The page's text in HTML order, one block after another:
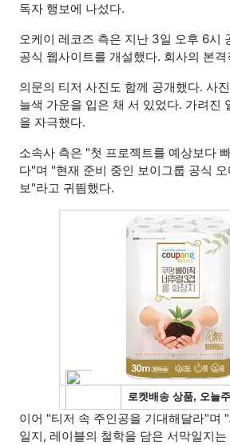
독자 행보에 나섰다.
오케이 레코즈 측은 지난 3일 오후 6시
공식 웹사이트를 개설했다. 회사의 본
의문의 티저 사진도 함께 공개했다. 사
늘색 가운을 입은 채 서 있었다. 가려진
을 자극했다.
소속사 측은 "첫 프로젝트를 예상보다
다"며 "현재 준비 중인 보이그룹 공식
보"라고 귀띔했다.
이어 "티저 속 주인공을 기대해달라"며
일지, 레이블의 철학을 담은 서막일지